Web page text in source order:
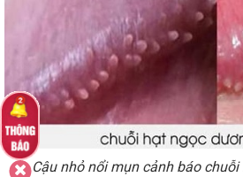
Cậu nhỏ nổi mụn cảnh báo